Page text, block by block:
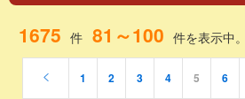
1675 件 81～100 件を表示中。
1 2 3 4 5 6